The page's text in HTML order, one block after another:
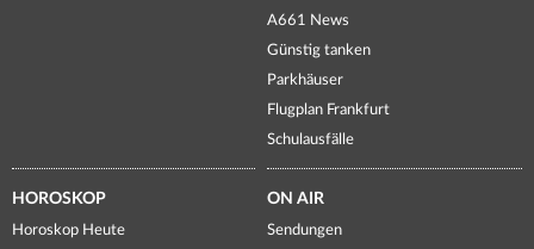
A661 News
Günstig tanken
Parkhäuser
Flugplan Frankfurt
Schulausfälle
HOROSKOP
Horoskop Heute
ON AIR
Sendungen